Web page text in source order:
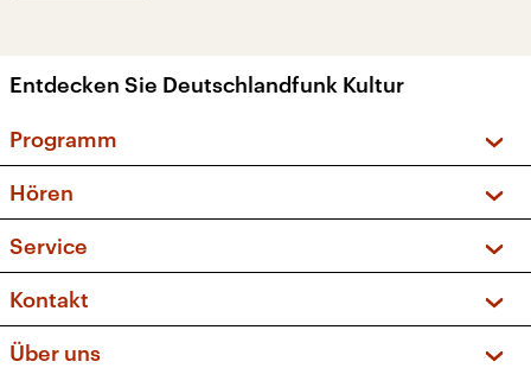
Entdecken Sie Deutschlandfunk Kultur
Programm
Sendungen und Podcasts
Musikliste
Kakadu – Das Kinderprogramm
Hören
Frequenzen (UKW + DAB+)
Service
FAQ
Apps
Kontakt
Über uns